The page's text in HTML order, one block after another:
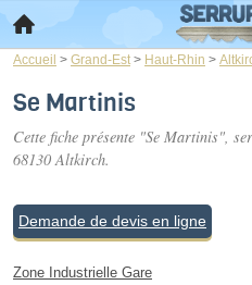
Accueil > Grand-Est > Haut-Rhin >
Se Martinis
Cette fiche présente "Se Martinis",
68130 Altkirch.
Demande de devis en ligne
Zone Industrielle Gare